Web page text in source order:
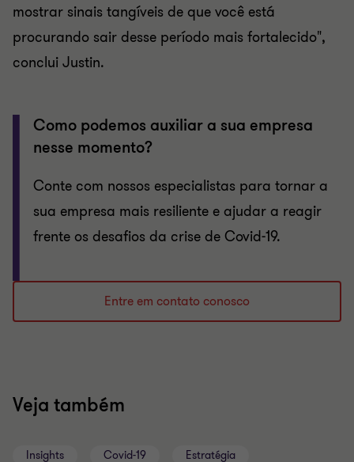
mostrar sinais tangíveis de que você está
procurando sair desse período mais fortalecido",
conclui Justin.
Como podemos auxiliar a sua empresa
nesse momento?
Conte com nossos especialistas para tornar a
sua empresa mais resiliente e ajudar a reagir
frente os desafios da crise de Covid-19.
Entre em contato conosco
Veja também
Insights Covid-19 Estratégia